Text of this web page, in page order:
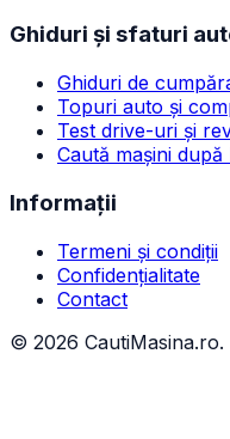
Ghiduri și sfaturi
Ghiduri de
Topuri auto și
Test drive-uri și
Caută mașini după
Informații
Termeni și condiții
Confidențialitate
Contact
© 2026